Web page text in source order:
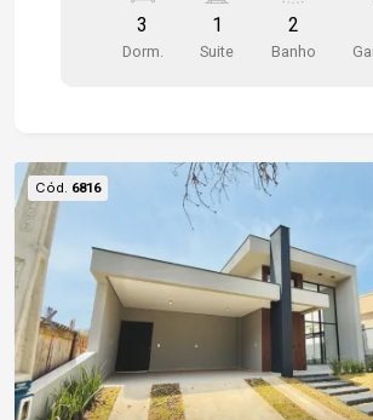
integrada à cozinha -Cozinha em
com ilha central e móveis -
com plafons e spots de LED
todos os ambientes. O condomínio oferece: -
Portaria e segurança -Áreas verdes -
tranquilo e familiar Entre em contato para mais
informações ou agende uma visita.
está à disposição para apresentar
detalhes do imóvel.
3
Dorm.
1
Suite
2
Banho
Cód. 6816